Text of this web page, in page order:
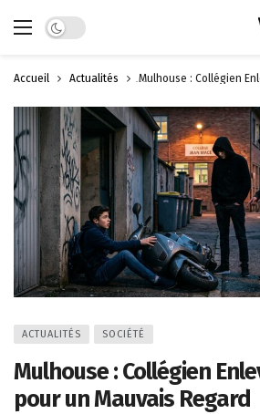
Dark mode
Accueil Actualités Mulhouse : Collégien
ACTUALITÉS SOCIÉTÉ
Mulhouse : Collégien
pour un Mauvais Regard